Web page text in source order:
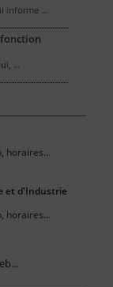
informe …
…
horaires...
et d'Industrie
horaires...